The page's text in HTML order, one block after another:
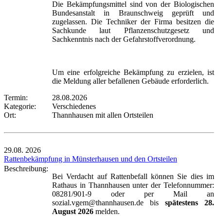
Die Bekämpfungsmittel sind von der Biologischen
Bundesanstalt in Braunschweig geprüft und
zugelassen. Die Techniker der Firma besitzen die
Sachkunde laut Pflanzenschutzgesetz und
Sachkenntnis nach der Gefahrstoffverordnung.
Um eine erfolgreiche Bekämpfung zu erzielen, ist
die Meldung aller befallenen Gebäude erforderlich.
Termin:
28.08.2026
Kategorie:
Verschiedenes
Ort:
Thannhausen mit allen Ortsteilen
29.08. 2026
Rattenbekämpfung in Münsterhausen und den Ortsteilen
Beschreibung:
Bei Verdacht auf Rattenbefall können Sie dies im
Rathaus in Thannhausen unter der Telefonnummer:
08281/901-9 oder per Mail an
sozial.vgem@thannhausen.de bis spätestens 28.
August 2026 melden.